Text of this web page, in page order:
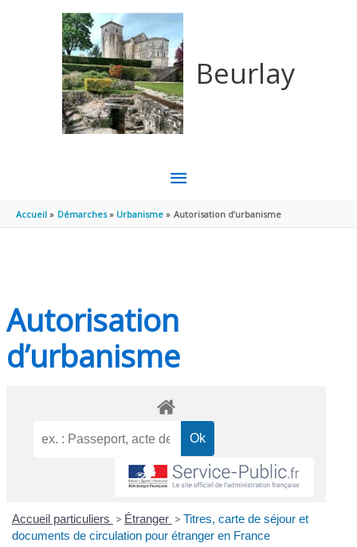
Beurlay
MENU
PRINCIPAL
Accueil Démarches Urbanisme Autorisation d’urbanisme
Autorisation
d’urbanisme
Accueil particuliers > Étranger > Titres, carte de séjour et
documents de circulation pour étranger en France